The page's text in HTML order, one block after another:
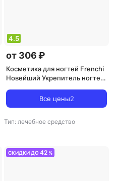
4.5
от 306 ₽
Косметика для ногтей Frenchi
Новейший Укрепитель ногтей,
Все цены2
Тип: лечебное средство
СКИДКИ ДО42 %